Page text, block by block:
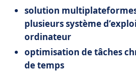
solution
plusieurs système
ordinateur
optimisation de tâches
de temps